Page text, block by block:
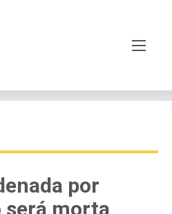
por
será morta